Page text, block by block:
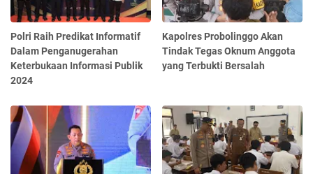
Polri Raih Predikat Informatif
Dalam Penganugerahan
Keterbukaan Informasi Publik
2024
Kapolres Probolinggo Akan
Tindak Tegas Oknum Anggota
yang Terbukti Bersalah